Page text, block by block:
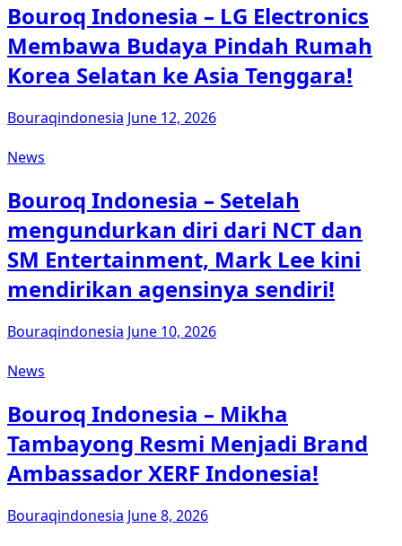
Bouroq Indonesia – LG Electronics
Membawa Budaya Pindah Rumah
Korea Selatan ke Asia Tenggara!
Bouraqindonesia June 12, 2026
News
Bouroq Indonesia – Setelah
mengundurkan diri dari NCT dan
SM Entertainment, Mark Lee kini
mendirikan agensinya sendiri!
Bouraqindonesia June 10, 2026
News
Bouroq Indonesia – Mikha
Tambayong Resmi Menjadi Brand
Ambassador XERF Indonesia!
Bouraqindonesia June 8, 2026